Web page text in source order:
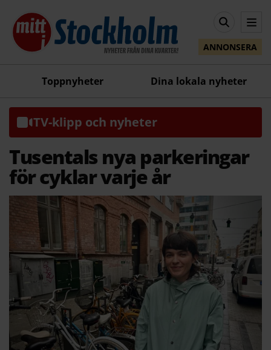
ANNONSERA
Toppnyheter Dina lokala nyheter
TV-klipp och nyheter
Tusentals nya parkeringar
för cyklar varje år